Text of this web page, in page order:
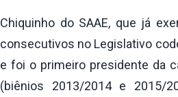
Chiquinho do SAAE, que já
consecutivos no Legislativo
e foi o primeiro presidente da
(biênios 2013/2014 e 2015/